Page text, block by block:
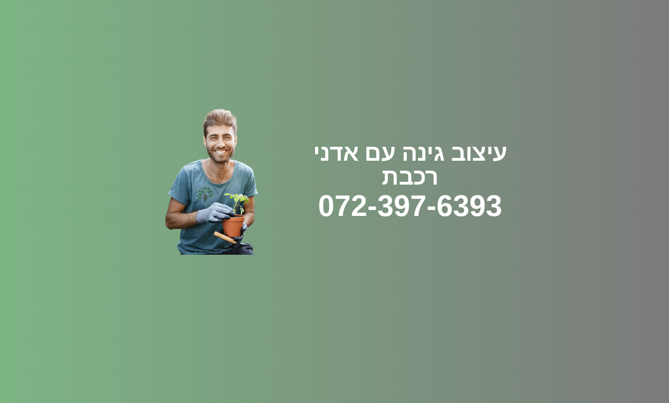
עיצוב גינה עם אדני
רכבת
072-397-6393